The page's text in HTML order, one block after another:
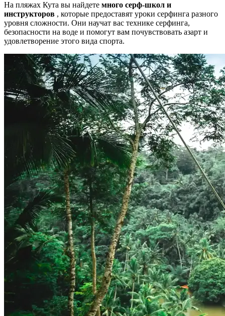
На пляжах Кута вы найдете много серф-школ и
инструкторов , которые предоставят уроки серфинга разного
уровня сложности. Они научат вас технике серфинга,
безопасности на воде и помогут вам почувствовать азарт и
удовлетворение этого вида спорта.